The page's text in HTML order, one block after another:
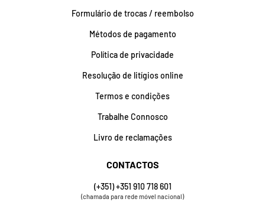
Formulário de trocas / reembolso
Métodos de pagamento
Política de privacidade
Resolução de litígios online
Termos e condições
Trabalhe Connosco
Livro de reclamações
CONTACTOS
(+351) +351 910 718 601
(chamada para rede móvel nacional)